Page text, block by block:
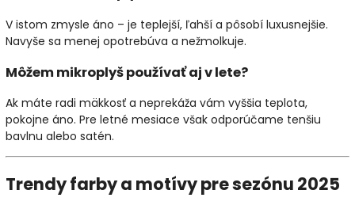
V istom zmysle áno – je teplejší, ľahší a pôsobí luxusnejšie.
Navyše sa menej opotrebúva a nežmolkuje.
Môžem mikroplyš používať aj v lete?
Ak máte radi mäkkosť a neprekáža vám vyššia teplota,
pokojne áno. Pre letné mesiace však odporúčame tenšiu
bavlnu alebo satén.
Trendy farby a motívy pre sezónu 2025